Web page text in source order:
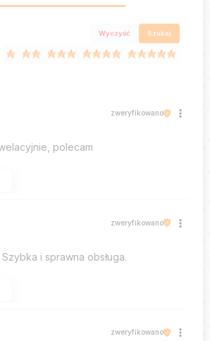
Wyczyść Szukaj
zweryfikowano
polecam
zweryfikowano
i sprawna obsługa.
zweryfikowano